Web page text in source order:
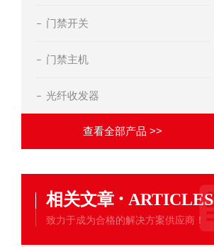
门禁开关
门禁主机
光纤收发器
查看全部产品 >>
相关文章 · ARTICLES
致力于成为合格的解决方案供应商！